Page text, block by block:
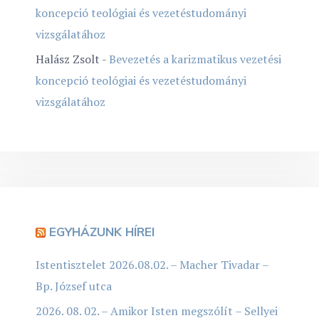
koncepció teológiai és vezetéstudományi
vizsgálatához
Halász Zsolt -Bevezetés a karizmatikus vezetési
koncepció teológiai és vezetéstudományi
vizsgálatához
EGYHÁZUNK HÍREI
Istentisztelet 2026.08.02. – Macher Tivadar –
Bp. József utca
2026. 08. 02. – Amikor Isten megszólít – Sellyei